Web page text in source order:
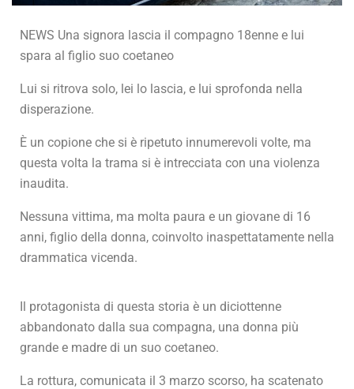
NEWS Una signora lascia il compagno 18enne e lui
spara al figlio suo coetaneo
Lui si ritrova solo, lei lo lascia, e lui sprofonda nella
disperazione.
È un copione che si è ripetuto innumerevoli volte, ma
questa volta la trama si è intrecciata con una violenza
inaudita.
Nessuna vittima, ma molta paura e un giovane di 16
anni, figlio della donna, coinvolto inaspettatamente nella
drammatica vicenda.
Il protagonista di questa storia è un diciottenne
abbandonato dalla sua compagna, una donna più
grande e madre di un suo coetaneo.
La rottura, comunicata il 3 marzo scorso, ha scatenato